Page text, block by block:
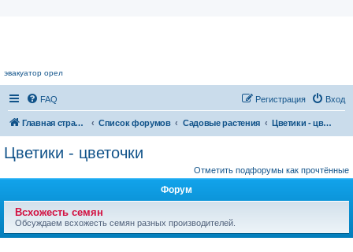
эвакуатор орел
FAQ Вход
Регистрация
Главная страница Список форумов Садовые растения Цветики - цветочки
Цветики - цветочки
Отметить подфорумы как прочтённые
Форум
Всхожесть семян
Обсуждаем всхожесть семян разных производителей.